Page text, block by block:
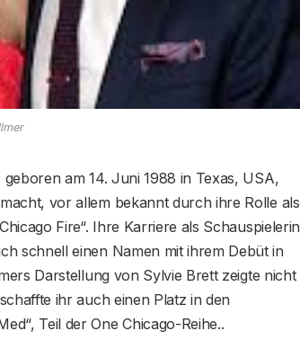
am 14. Juni 1988 in Texas, USA,
vor allem bekannt durch ihre Rolle als
Fire“. Ihre Karriere als Schauspielerin
schnell einen Namen mit ihrem Debüt in
Darstellung von Sylvie Brett zeigte nicht
ihr auch einen Platz in den
Teil der One Chicago-Reihe.​​​​​​​.